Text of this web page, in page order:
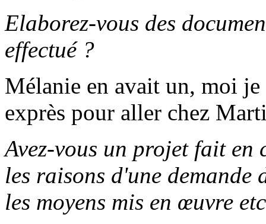
Elaborez-vous des
effectué ?
Mélanie en avait un, moi
exprès pour aller chez
Avez-vous un projet fait en
les raisons d'une
les moyens mis en œuvre